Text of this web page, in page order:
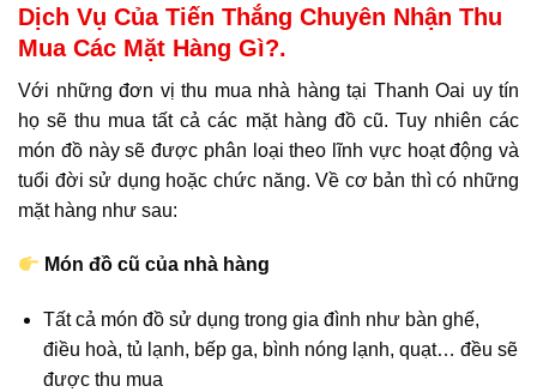
Dịch Vụ Của Tiến Thắng Chuyên Nhận Thu
Mua Các Mặt Hàng Gì?.
Với những đơn vị thu mua nhà hàng tại Thanh Oai uy tín
họ sẽ thu mua tất cả các mặt hàng đồ cũ. Tuy nhiên các
món đồ này sẽ được phân loại theo lĩnh vực hoạt động và
tuổi đời sử dụng hoặc chức năng. Về cơ bản thì có những
mặt hàng như sau:
Món đồ cũ của nhà hàng
Tất cả món đồ sử dụng trong gia đình như bàn ghế,
điều hoà, tủ lạnh, bếp ga, bình nóng lạnh, quạt… đều sẽ
được thu mua